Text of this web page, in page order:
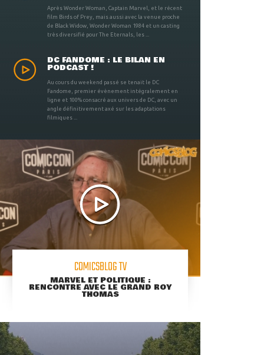
Après Wonder Woman, Captain Marvel, et le récent
film Birds of Prey, mais aussi avec la venue proche
de Black Widow, Wonder Woman 1984 et un casting
très diversifié pour The Eternals, les ...
DC FANDOME : LE BILAN EN
PODCAST !
Au cours du weekend passé se tenait le DC
Fandome, premier évènement intégralement en
ligne et 100% consacré aux univers de DC, avec un
angle définitivement axé sur les adaptations
filmiques ...
COMICSBLOG TV
MARVEL ET POLITIQUE :
RENCONTRE AVEC LE GRAND ROY
THOMAS